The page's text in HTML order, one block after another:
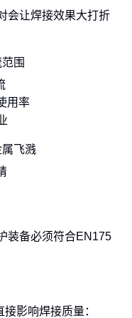
会让焊接效果大打折
围
用率
属飞溅
装备必须符合EN175
影响焊接质量：